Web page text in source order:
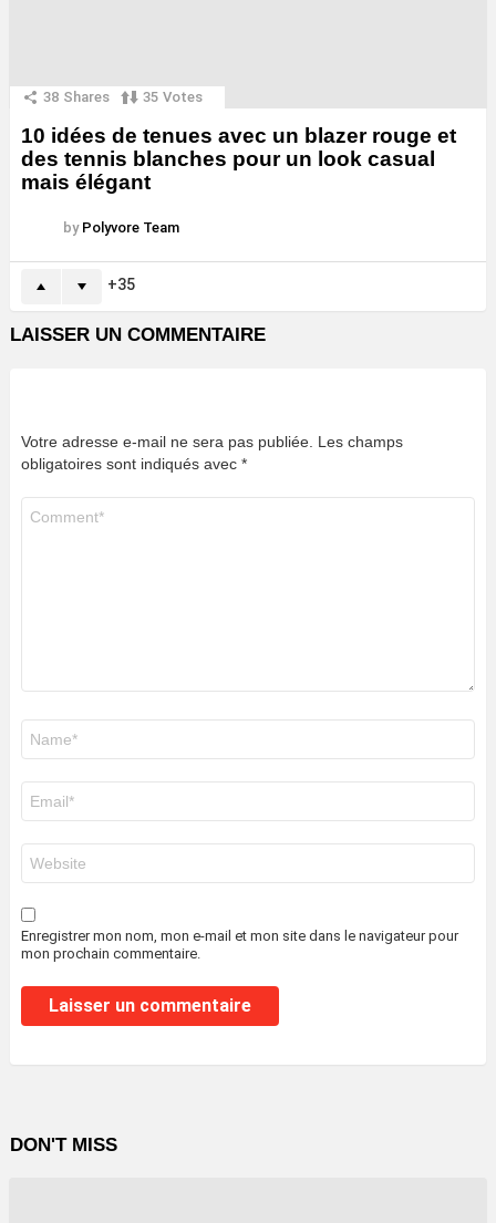
38 Shares 35 Votes
10 idées de tenues avec un blazer rouge et
des tennis blanches pour un look casual
mais élégant
by Polyvore Team
35
LAISSER UN COMMENTAIRE
Votre adresse e-mail ne sera pas publiée. Les champs
obligatoires sont indiqués avec *
mail
*
web
Enregistrer mon nom, mon e-mail et mon site dans le navigateur pour
mon prochain commentaire.
DON'T MISS